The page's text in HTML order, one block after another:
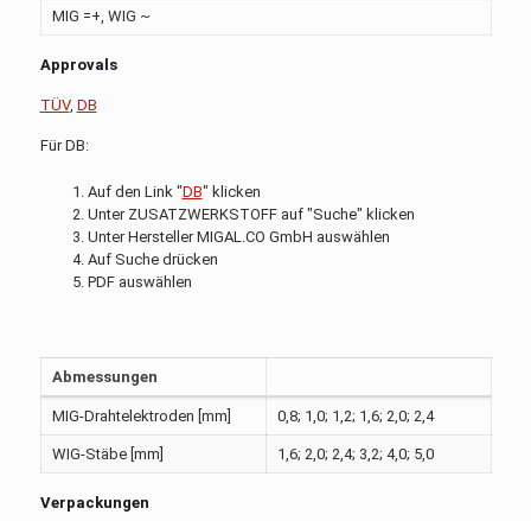
MIG =+, WIG ~
Approvals
TÜV, DB
Für DB:
Auf den Link "DB" klicken
Unter ZUSATZWERKSTOFF auf "Suche" klicken
Unter Hersteller MIGAL.CO GmbH auswählen
Auf Suche drücken
PDF auswählen
Abmessungen
MIG-Drahtelektroden [mm] 0,8; 1,0; 1,2; 1,6; 2,0; 2,4
WIG-Stäbe [mm] 1,6; 2,0; 2,4; 3,2; 4,0; 5,0
Verpackungen